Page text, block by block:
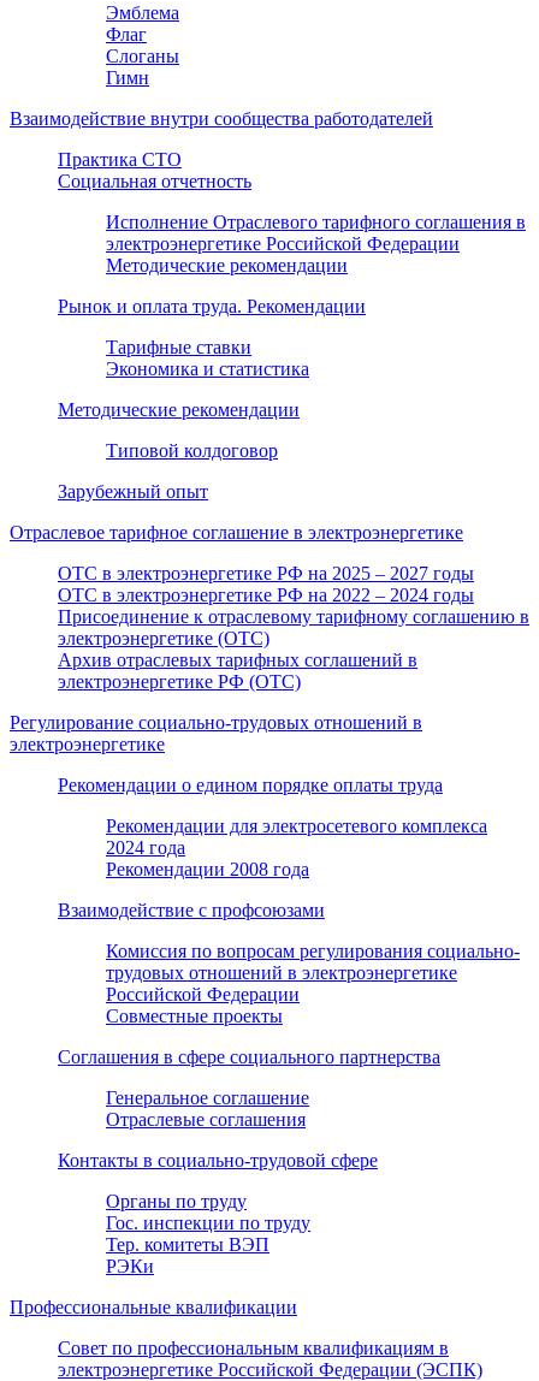
Эмблема
Флаг
Слоганы
Гимн
Взаимодействие внутри сообщества работодателей
Практика СТО
Социальная отчетность
Исполнение Отраслевого тарифного соглашения в
электроэнергетике Российской Федерации
Методические рекомендации
Рынок и оплата труда. Рекомендации
Тарифные ставки
Экономика и статистика
Методические рекомендации
Типовой колдоговор
Зарубежный опыт
Отраслевое тарифное соглашение в электроэнергетике
ОТС в электроэнергетике РФ на 2025 – 2027 годы
ОТС в электроэнергетике РФ на 2022 – 2024 годы
Присоединение к отраслевому тарифному соглашению в
электроэнергетике (ОТС)
Архив отраслевых тарифных соглашений в
электроэнергетике РФ (ОТС)
Регулирование социально-трудовых отношений в
электроэнергетике
Рекомендации о едином порядке оплаты труда
Рекомендации для электросетевого комплекса
2024 года
Рекомендации 2008 года
Взаимодействие с профсоюзами
Комиссия по вопросам регулирования социально-
трудовых отношений в электроэнергетике
Российской Федерации
Совместные проекты
Соглашения в сфере социального партнерства
Генеральное соглашение
Отраслевые соглашения
Контакты в социально-трудовой сфере
Органы по труду
Гос. инспекции по труду
Тер. комитеты ВЭП
РЭКи
Профессиональные квалификации
Совет по профессиональным квалификациям в
электроэнергетике Российской Федерации (ЭСПК)